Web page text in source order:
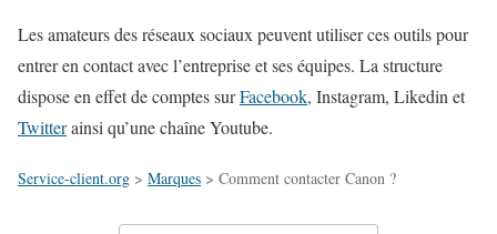
Les amateurs des réseaux sociaux peuvent utiliser ces outils pour
entrer en contact avec l’entreprise et ses équipes. La structure
dispose en effet de comptes surFacebook, Instagram, Likedin et
Twitterainsi qu’une chaîne Youtube.
Service-client.org > Marques > Comment contacter Canon ?